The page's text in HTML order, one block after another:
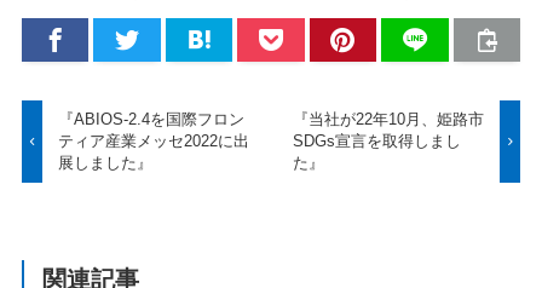
『ABIOS-2.4を国際フロン
ティア産業メッセ2022に出
展しました』
『当社が22年10月、姫路市
SDGs宣言を取得しまし
た』
関連記事